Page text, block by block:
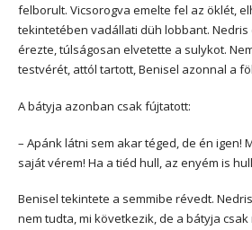
felborult. Vicsorogva emelte fel az öklét,
tekintetében vadállati düh lobbant. Nedris
érezte, túlságosan elvetette a sulykot.
testvérét, attól tartott, Benisel azonnal a
A bátyja azonban csak fújtatott:
– Apánk látni sem akar téged, de én igen!
saját vérem! Ha a tiéd hull, az enyém is
Benisel tekintete a semmibe révedt.
nem tudta, mi következik, de a bátyja csak